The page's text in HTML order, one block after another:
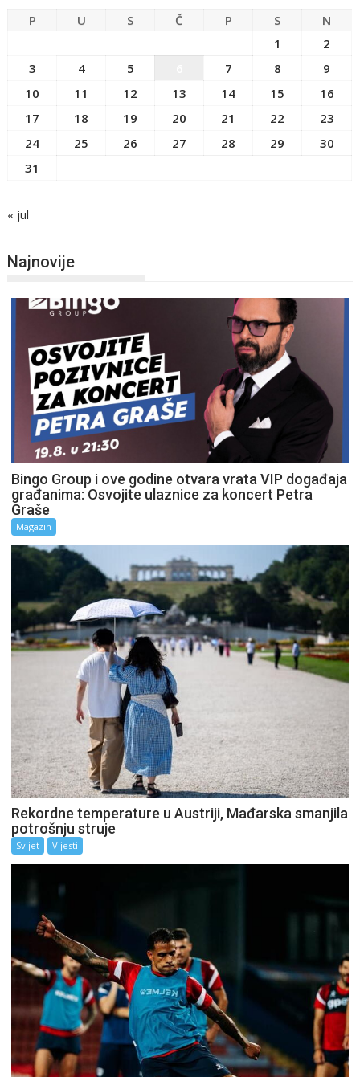
P U S Č P S
N
1
2
3
4 5 7 8
9
10
11 12 13 14 15
16
17
18 19 20 21 22
23
24
25 26 27 28 29
30
31
« jul
Najnovije
Bingo Group i ove godine otvara vrata VIP događaja
građanima: Osvojite ulaznice za koncert Petra
Graše
Magazin
Rekordne temperature u Austriji, Mađarska smanjila
potrošnju struje
Svijet Vijesti